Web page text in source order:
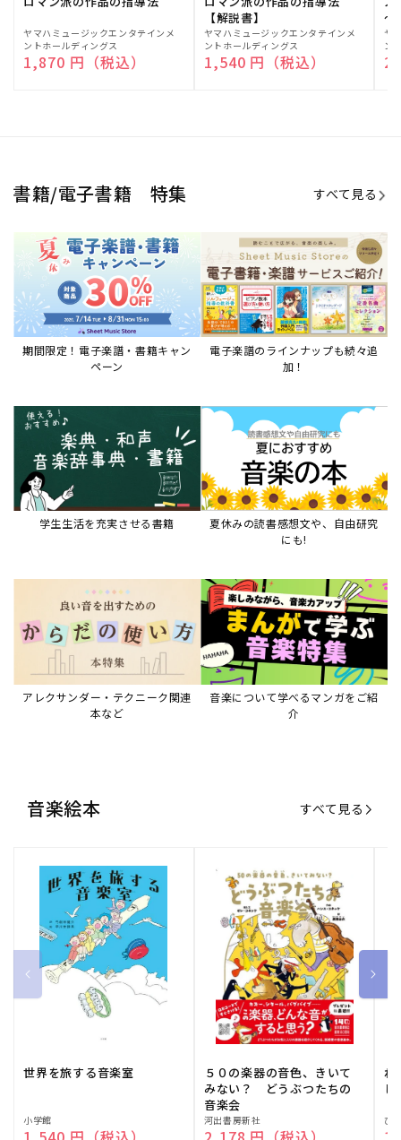
販
売
元:
ヤマハミュージックエンタテインメ
ントホールディングス
通常価格
1,870 円（税込）
【解説書】
販
売
元:
ヤマハミュージックエンタテインメ
ントホールディングス
通常価格
1,540 円（税込）
～
販
売
元:
ヤ
ン
書籍/電子書籍 特集 すべて見る
期間限定！電子楽譜・書籍キャン
ペーン
電子楽譜のラインナップも続々追
加！
学生生活を充実させる書籍
夏休みの読書感想文や、自由研究
にも!
アレクサンダー・テクニーク関連
本など
音楽について学べるマンガをご紹
介
音楽絵本 すべて見る
世界を旅する音楽室
販
小学館
５０の楽器の音色、きいて
みない？ どうぶつたちの
音楽会
販
河出書房新社
ね
販ひ